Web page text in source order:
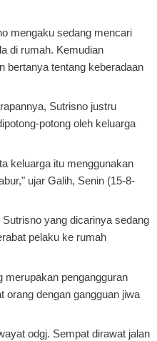
mengaku sedang mencari
di rumah. Kemudian
bertanya tentang keberadaan
Sutrisno justru
potong oleh keluarga
keluarga itu menggunakan
ujar Galih, Senin (15-8-
yang dicarinya sedang
pelaku ke rumah
merupakan pengangguran
orang dengan gangguan jiwa
odgj. Sempat dirawat jalan